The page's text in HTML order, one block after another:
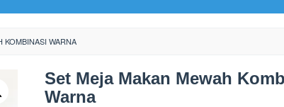
KOMBINASI WARNA
Set Meja Makan Mewah
Warna